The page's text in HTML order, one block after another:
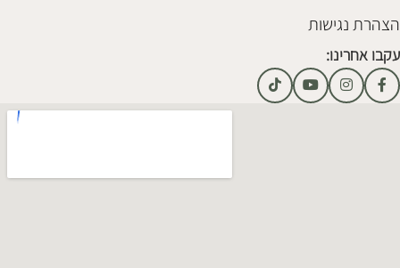
הצהרת נגישות
עקבו אחרינו: